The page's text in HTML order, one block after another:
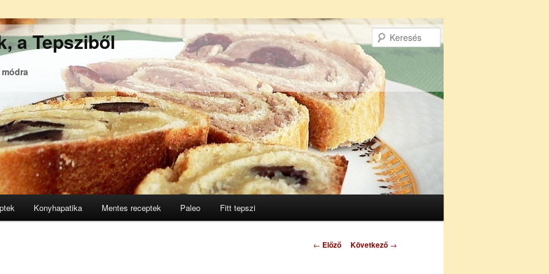
a Tepsziből
Konyhapatika Mentes receptek Paleo Fitt tepszi
Bejegyzés
← Előző Következő →